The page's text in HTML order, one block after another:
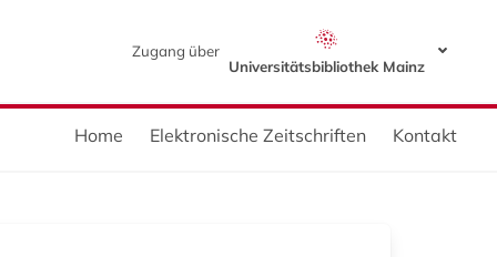
Zugang über
Universitätsbibliothek Mainz
Home Elektronische Zeitschriften Kontakt